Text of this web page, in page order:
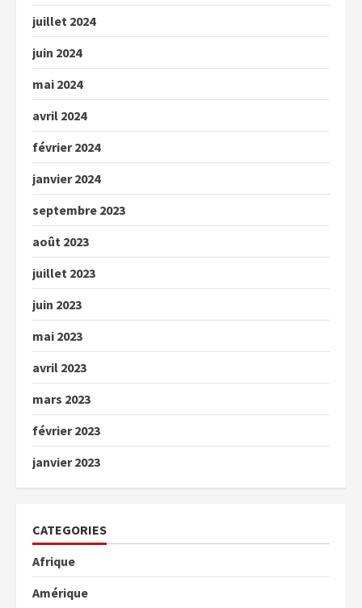
juillet 2024
juin 2024
mai 2024
avril 2024
février 2024
janvier 2024
septembre 2023
août 2023
juillet 2023
juin 2023
mai 2023
avril 2023
mars 2023
février 2023
janvier 2023
CATEGORIES
Afrique
Amérique